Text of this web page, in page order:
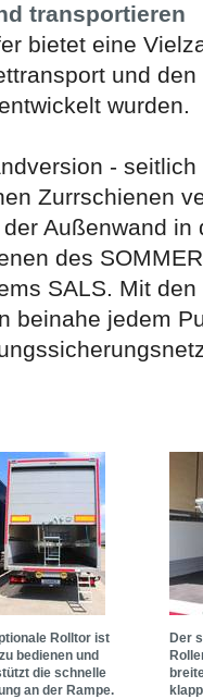
transportieren
bietet eine
und
wurden.
-
Zurrschienen
Außenwand
des
SALS. Mit
beinahe jedem
Rolltor ist
bedienen und
die schnelle
an der Rampe.
Der